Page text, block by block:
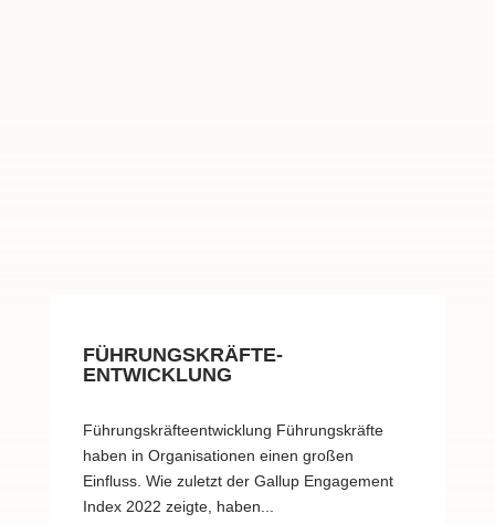
FÜHRUNGSKRÄFTE-
ENTWICKLUNG
Führungskräfteentwicklung Führungskräfte
haben in Organisationen einen großen
Einfluss. Wie zuletzt der Gallup Engagement
Index 2022 zeigte, haben...